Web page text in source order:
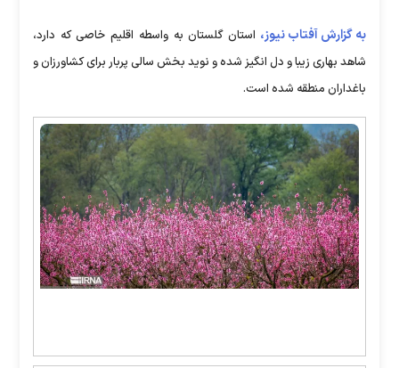
به گزارش آفتاب نیوز، استان گلستان به واسطه اقلیم خاصی که دارد،
شاهد بهاری زیبا و دل انگیز شده و نوید بخش سالی پربار برای کشاورزان و
باغداران منطقه شده است.